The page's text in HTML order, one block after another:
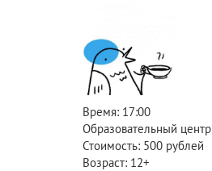
Время: 17:00
Образовательный центр
Стоимость: 500 рублей
Возраст: 12+